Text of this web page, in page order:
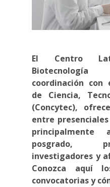
El Centro
coordinación con
de Ciencia,
(Concytec),
entre
posgrado,
investigadores y
Conozca aquí
convocatorias y